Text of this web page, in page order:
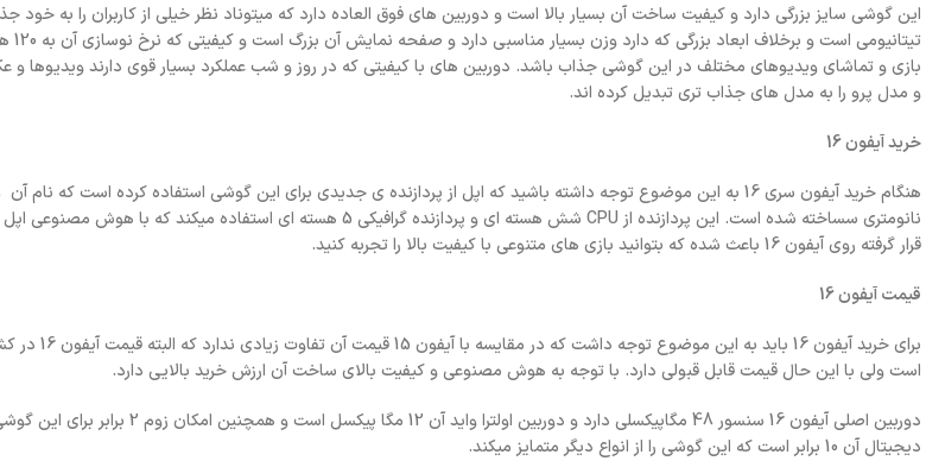
این گوشی سایز بزرگی دارد و کیفیت ساخت آن بسیار بالا است و دوربین های فوق العاده دارد که میتوناد نظر خیلی از کاربران را به خود
بازی و تماشای ویدیوهای مختلف در این گوشی جذاب باشد. دوربین های با کیفیتی که در روز و شب عملکرد بسیار قوی دارند ویدیوها و
و مدل پرو را به مدل های جذاب تری تبدیل کرده اند.
خرید آیفون 16
قرار گرفته روی آیفون 16 باعث شده که بتوانید بازی های متنوعی با کیفیت بالا را تجربه کنید.
قیمت آیفون16
برای خرید آیفون 16
است ولی با این حال قیمت قابل قبولی دارد. با توجه به هوش مصنوعی و کیفیت بالای ساخت آن ارزش خرید بالایی دارد.
دوربین اصلی آیفون 16 سنسور 48 مگاپیکسلی دارد و
دیجیتال آن 10 برابر است که این گوشی را از انواع دیگر متمایز میکند.